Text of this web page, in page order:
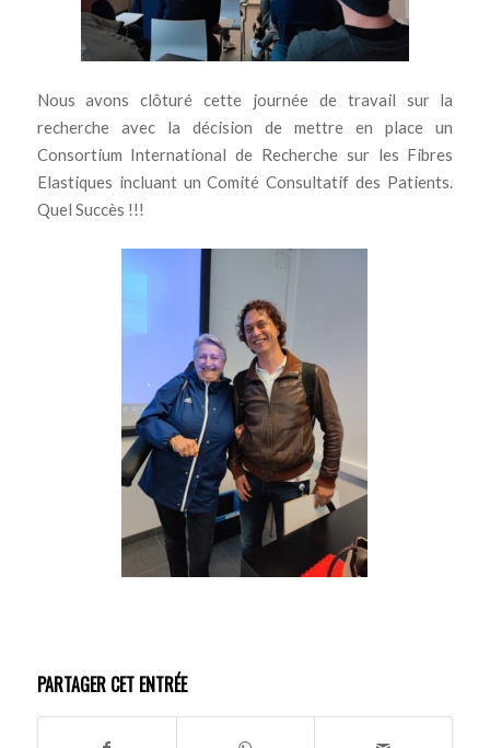
Nous avons clôturé cette journée de travail sur la
recherche avec la décision de mettre en place un
Consortium International de Recherche sur les Fibres
Elastiques incluant un Comité Consultatif des Patients.
Quel Succès !!!
PARTAGER CET ENTRÉE